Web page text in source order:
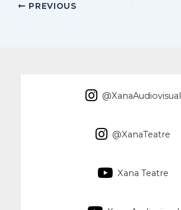
PREVIOUS
@XanaAudiovisual
@XanaTeatre
Xana Teatre